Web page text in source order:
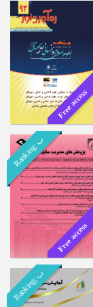
Free access
R
a
n
k
i
n
g
:ب
Free access
R
a
n
k
i
n
g
:ب